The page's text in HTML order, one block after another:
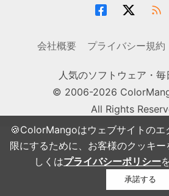
🍪ColorMangoはウェブサイトのエ
限にするために、お客様のクッキ
しくはプライバシーポリシー
承諾する
会社概要 プライバシー規約
人気のソフトウェア・毎
© 2006-2026
All Rights